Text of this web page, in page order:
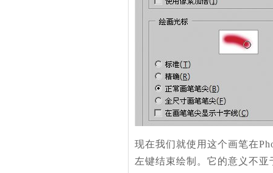
现在我们就使用这个画笔在
左键结束绘制。它的意义不